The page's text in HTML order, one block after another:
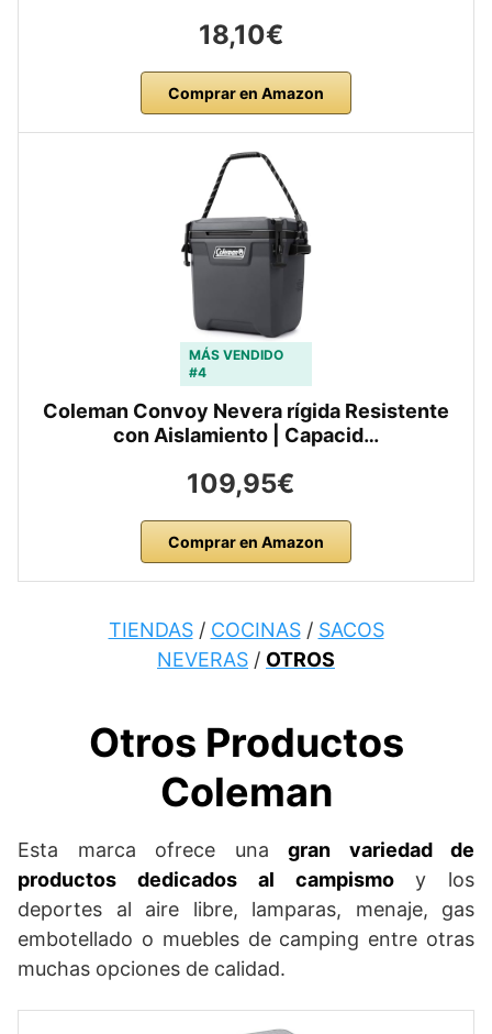
18,10€
Comprar en Amazon
MÁS VENDIDO
#4
Coleman Convoy Nevera rígida Resistente
con Aislamiento | Capacid…
109,95€
Comprar en Amazon
TIENDAS/ COCINAS/ SACOS
NEVERAS / OTROS
Otros Productos
Coleman
Esta marca ofrece una gran variedad de
productos dedicados al campismo y los
deportes al aire libre, lamparas, menaje, gas
embotellado o muebles de camping entre otras
muchas opciones de calidad.